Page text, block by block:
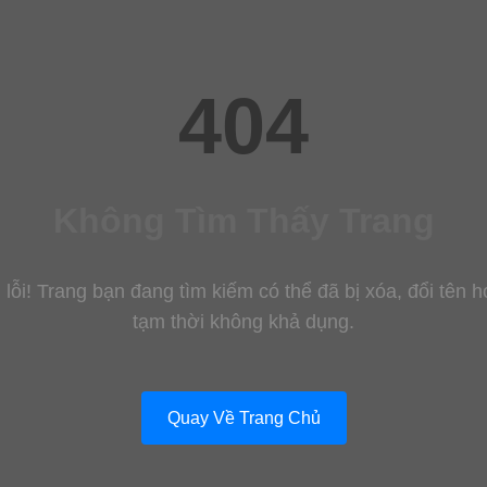
404
lỗi! Trang bạn đang tìm kiếm có thể đã bị xóa, đổi tên
tạm thời không khả dụng.
Quay Về Trang Chủ